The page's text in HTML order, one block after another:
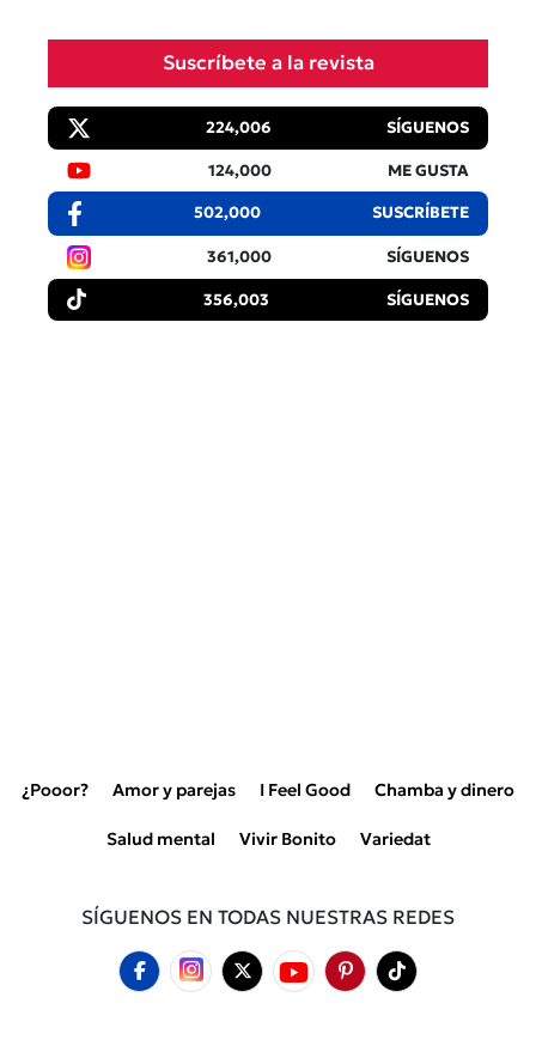
Suscríbete a la revista
224,006 SÍGUENOS
124,000 ME GUSTA
502,000 SUSCRÍBETE
361,000 SÍGUENOS
356,003 SÍGUENOS
¿Pooor? Amor y parejas I Feel Good Chamba y dinero
Salud mental Vivir Bonito Variedat
SÍGUENOS EN TODAS NUESTRAS REDES